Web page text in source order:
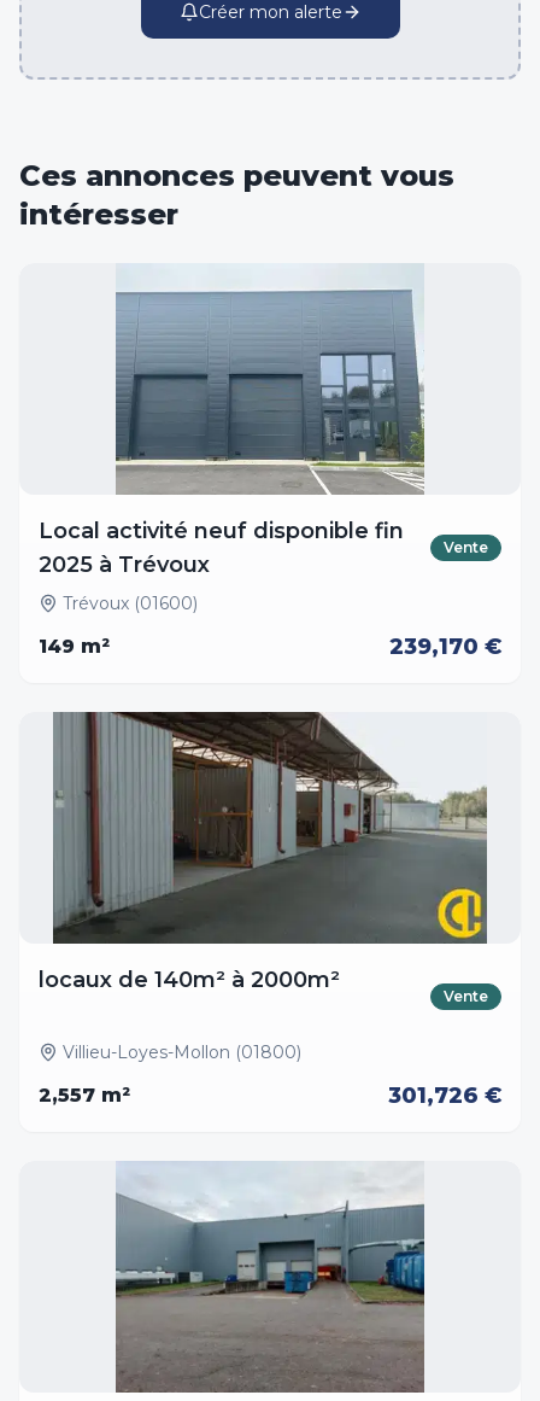
Créer mon alerte
Ces annonces peuvent vous
intéresser
Local activité neuf disponible fin
2025 à Trévoux
Vente
Trévoux (01600)
149 m² 239,170 €
locaux de 140m² à 2000m²
Vente
Villieu-Loyes-Mollon (01800)
2,557 m² 301,726 €